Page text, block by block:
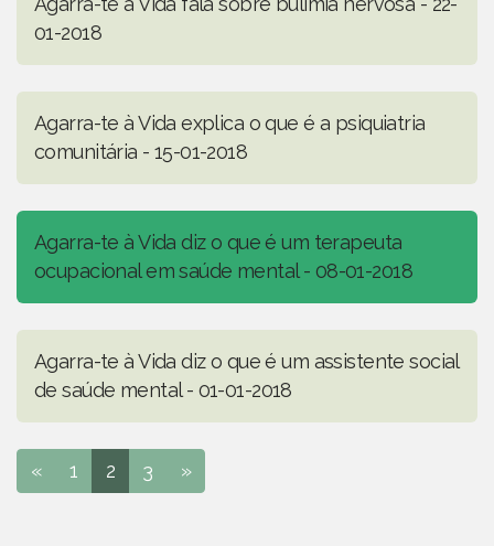
01-2018
Agarra-te à Vida explica o que é a psiquiatria
comunitária - 15-01-2018
Agarra-te à Vida diz o que é um terapeuta
ocupacional em saúde mental - 08-01-2018
Agarra-te à Vida diz o que é um assistente social
de saúde mental - 01-01-2018
« 1 2 3 »